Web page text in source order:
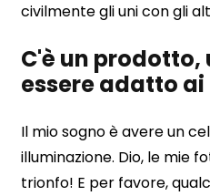
civilmente gli uni con gli
C'è un prodotto,
essere adatto
Il mio sogno è avere un
illuminazione. Dio, le mie
trionfo! E per favore,